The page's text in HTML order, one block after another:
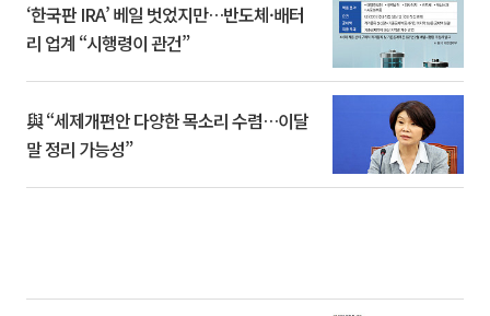
‘한국판 IRA’ 베일 벗었지만…반도체·배터
리 업계 “시행령이 관건”
與 “세제개편안 다양한 목소리 수렴…이달
말 정리 가능성”